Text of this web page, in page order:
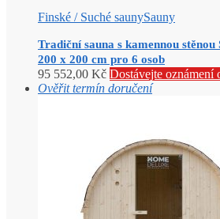
Finské / Suché saunySauny
Tradiční sauna s kamennou
200 x 200 cm pro 6 osob
95 552,00 Kč Dostávejte oznámení
Ověřit termín doručení